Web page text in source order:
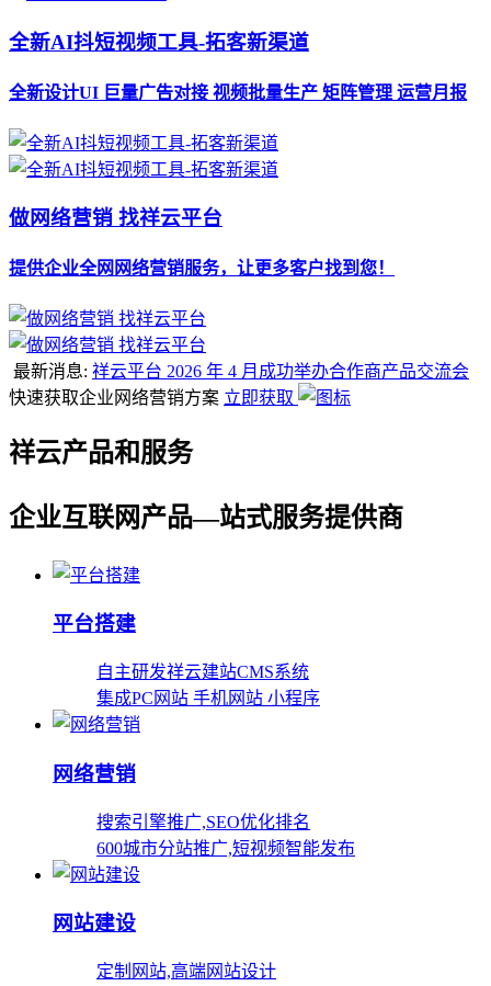
全新AI抖短视频工具-拓客新渠道
全新设计UI 巨量广告对接 视频批量生产 矩阵管理 运营月报
做网络营销 找祥云平台
提供企业全网网络营销服务，让更多客户找到您！
最新消息: 祥云平台 2026 年 4 月成功举办合作商产品交流会
快速获取企业网络营销方案 立即获取
祥云产品和服务
企业互联网产品—站式服务提供商
平台搭建
自主研发祥云建站CMS系统
集成PC网站 手机网站 小程序
网络营销
搜索引擎推广,SEO优化排名
600城市分站推广,短视频智能发布
网站建设
定制网站,高端网站设计